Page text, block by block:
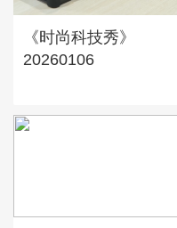
《时尚科技秀》
20260106